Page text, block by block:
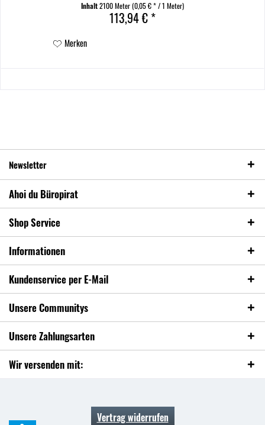
Inhalt2100 Meter(0,05 € * / 1 Meter)
113,94 € *
Merken
Newsletter
Ahoi du Büropirat
Shop Service
Informationen
Kundenservice per E-Mail
Unsere Communitys
Unsere Zahlungsarten
Wir versenden mit:
Vertrag widerrufen